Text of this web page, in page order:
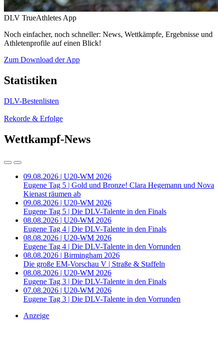
DLV TrueAthletes App
Noch einfacher, noch schneller: News, Wettkämpfe, Ergebnisse und
Athletenprofile auf einen Blick!
Zum Download der App
Statistiken
DLV-Bestenlisten
Rekorde & Erfolge
Wettkampf-News
09.08.2026 | U20-WM 2026
Eugene Tag 5 | Gold und Bronze! Clara Hegemann und Nova
Kienast räumen ab
09.08.2026 | U20-WM 2026
Eugene Tag 5 | Die DLV-Talente in den Finals
08.08.2026 | U20-WM 2026
Eugene Tag 4 | Die DLV-Talente in den Finals
08.08.2026 | U20-WM 2026
Eugene Tag 4 | Die DLV-Talente in den Vorrunden
08.08.2026 | Birmingham 2026
Die große EM-Vorschau V | Straße & Staffeln
08.08.2026 | U20-WM 2026
Eugene Tag 3 | Die DLV-Talente in den Finals
07.08.2026 | U20-WM 2026
Eugene Tag 3 | Die DLV-Talente in den Vorrunden
Anzeige